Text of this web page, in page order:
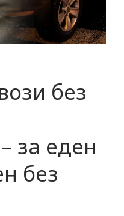
без
за еден
без